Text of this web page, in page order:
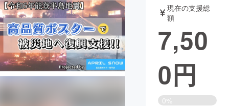
アート・写真 音楽
テクノロジー・ガジェット ゲーム・サ
映像・映画 書籍・雑誌
チャレンジ
現在の支援総
額
7,50
0円
0%